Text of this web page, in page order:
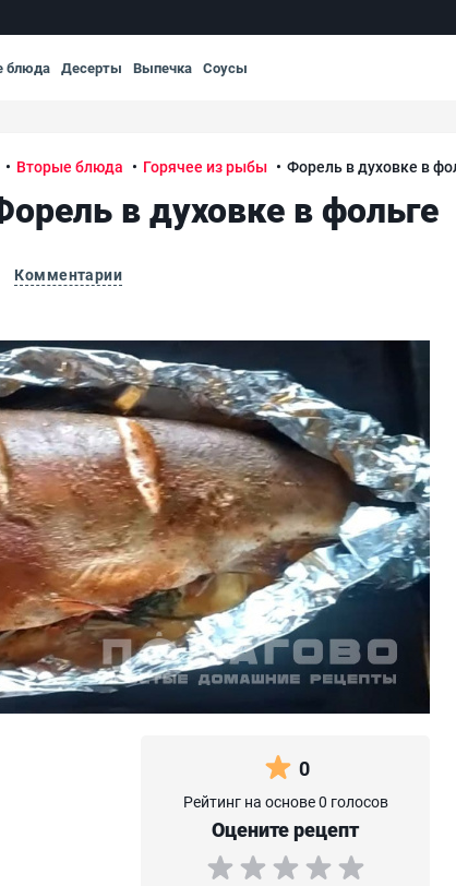
блюда Десерты Выпечка Соусы
Вторые блюда Горячее из рыбы Форель в духовке в
в духовке в фольге
Комментарии
0
Рейтинг на основе 0 голосов
Оцените рецепт